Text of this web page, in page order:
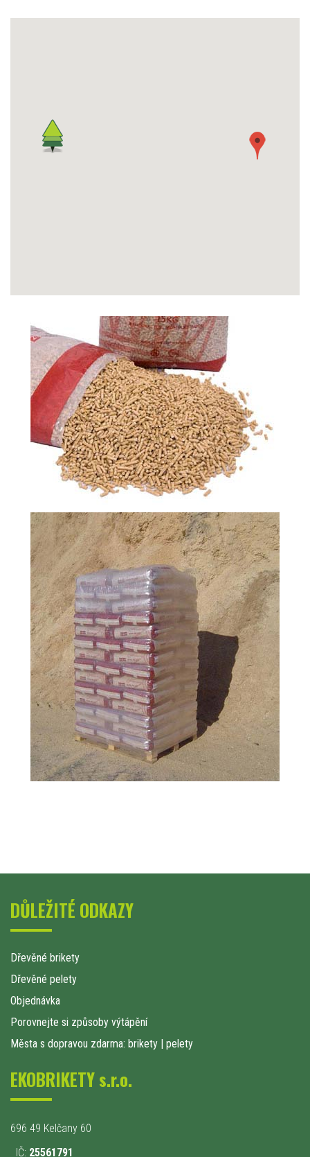
DŮLEŽITÉ ODKAZY
Dřevěné brikety
Dřevěné pelety
Objednávka
Porovnejte si způsoby výtápění
Města s dopravou zdarma: brikety | pelety
EKOBRIKETY s.r.o.
696 49 Kelčany 60
IČ: 25561791